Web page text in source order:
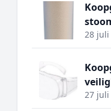
28 juli
27 juli